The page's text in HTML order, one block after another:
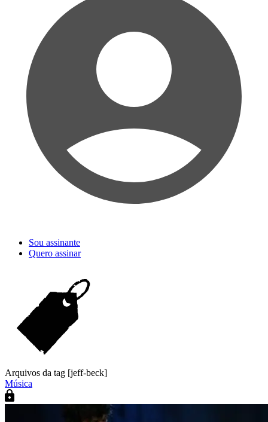
Sou assinante
Quero assinar
Arquivos da tag [jeff-beck]
Música